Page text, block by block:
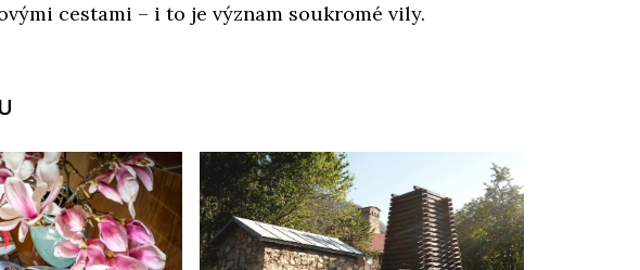
cestami – i to je význam soukromé vily.